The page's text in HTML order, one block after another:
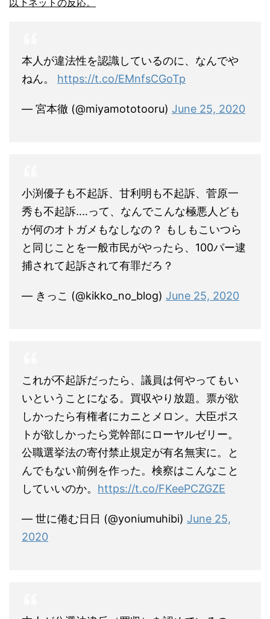
本人が違法性を認識しているのに、なんでや
ねん。 https://t.co/EMnfsCGoTp
— 宮本徹 (@miyamototooru) June 25, 2020
小渕優子も不起訴、甘利明も不起訴、菅原一
秀も不起訴‥‥って、なんでこんな極悪人ども
が何のオトガメもなしなの？ もしもこいつら
と同じことを一般市民がやったら、100パー逮
捕されて起訴されて有罪だろ？
— きっこ (@kikko_no_blog) June 25, 2020
これが不起訴だったら、議員は何やってもい
いということになる。買収やり放題。票が欲
しかったら有権者にカニとメロン。大臣ポス
トが欲しかったら党幹部にローヤルゼリー。
公職選挙法の寄付禁止規定が有名無実に。と
んでもない前例を作った。検察はこんなこと
していいのか。 https://t.co/FKeePCZGZE
— 世に倦む日日 (@yoniumuhibi) June 25,
2020